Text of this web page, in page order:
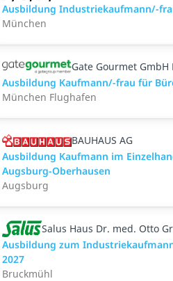
Ausbildung Industriekaufmann/-
München
Gate Gourmet
Ausbildung Kaufmann/-frau für
München Flughafen
BAUHAUS AG
Ausbildung Kaufmann im
Augsburg-Oberhausen
Augsburg
Salus Haus Dr. med. Otto
Ausbildung zum
2027
Bruckmühl